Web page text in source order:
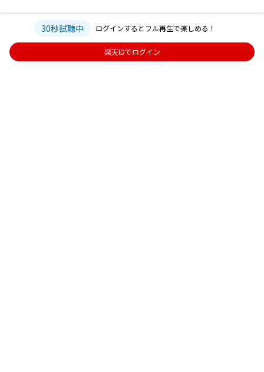
30秒試聴中 ログインするとフル再生で楽しめる！
楽天IDでログイン